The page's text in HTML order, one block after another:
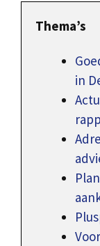
Thema’s
in